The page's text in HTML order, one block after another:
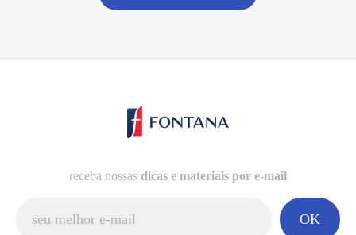
receba nossas dicas e materiais por e-mail
OK